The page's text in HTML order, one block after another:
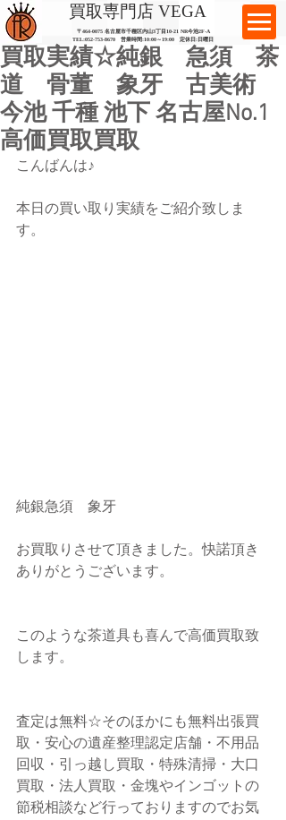
​買取専門店 VEGA
〒464-0075 名古屋市千種区内山3丁目10-21 ​ NR今池2F-A​
TEL:052-753-8670 営業時間:10:00～19:00​ 定休日:日曜日
買取実績☆純銀 急須 茶
道 骨董 象牙 古美術
今池 千種 池下 名古屋No.1
高価買取買取
こんばんは♪
本日の買い取り実績をご紹介致しま
す。
純銀急須　象牙
お買取りさせて頂きました。快諾頂き
ありがとうございます。
このような茶道具も喜んで高価買取致
します。
査定は無料☆そのほかにも無料出張買
取・安心の遺産整理認定店舗・不用品
回収・引っ越し買取・特殊清掃・大口
買取・法人買取・金塊やインゴットの
節税相談など行っておりますのでお気